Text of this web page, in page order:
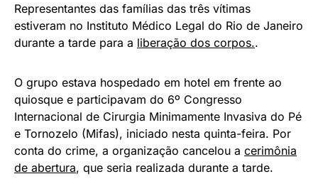
Representantes das famílias das três vítimas
estiveram no Instituto Médico Legal do Rio de Janeiro
durante a tarde para a liberação dos corpos..
O grupo estava hospedado em hotel em frente ao
quiosque e participavam do 6º Congresso
Internacional de Cirurgia Minimamente Invasiva do Pé
e Tornozelo (Mifas), iniciado nesta quinta-feira. Por
conta do crime, a organização cancelou a cerimônia
de abertura, que seria realizada durante a tarde.